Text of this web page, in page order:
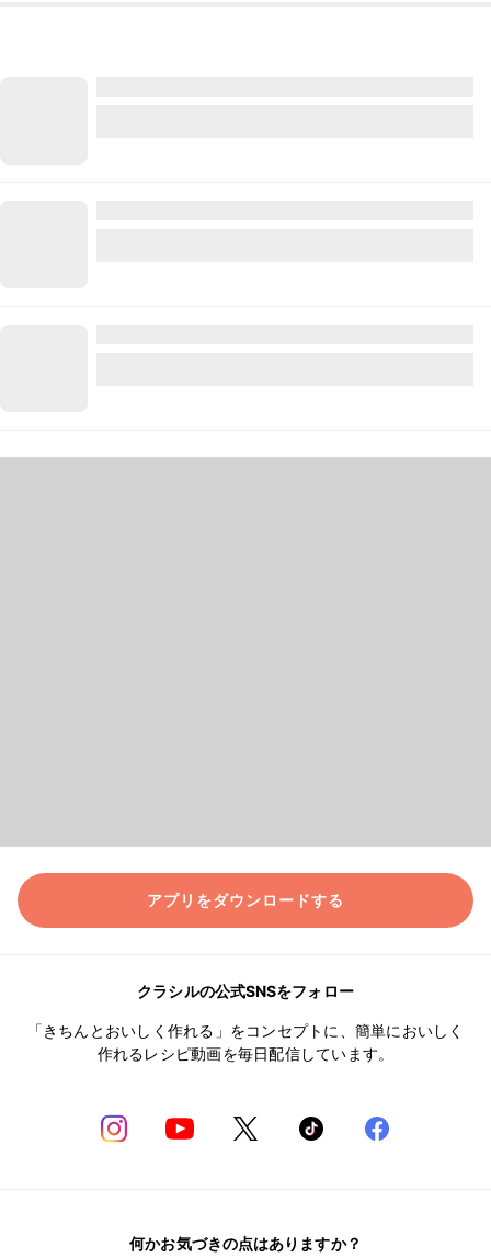
アプリをダウンロードする
クラシルの公式SNSをフォロー
「きちんとおいしく作れる」をコンセプトに、簡単においしく
作れるレシピ動画を毎日配信しています。
何かお気づきの点はありますか？